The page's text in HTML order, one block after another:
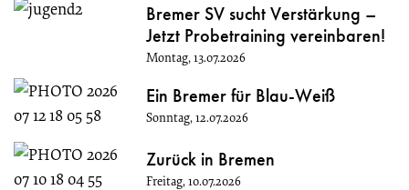
Bremer SV sucht Verstärkung –
Jetzt Probetraining vereinbaren!
Montag, 13.07.2026
Ein Bremer für Blau-Weiß
Sonntag, 12.07.2026
Zurück in Bremen
Freitag, 10.07.2026